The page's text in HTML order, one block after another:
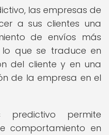
las empresas de
a sus clientes una
de envíos más
que se traduce en
del cliente y en una
de la empresa en el
predictivo permite
comportamiento en